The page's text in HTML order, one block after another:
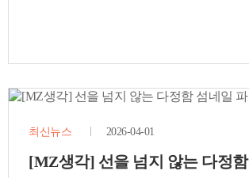
최신뉴스 2026-04-01
[MZ생각] 선을 넘지 않는 다정함